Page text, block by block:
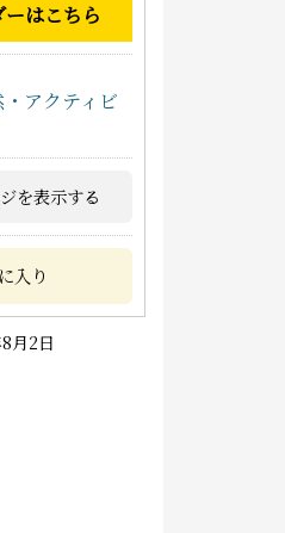
はこちら
・アクティビ
を表示する
入り
月2日